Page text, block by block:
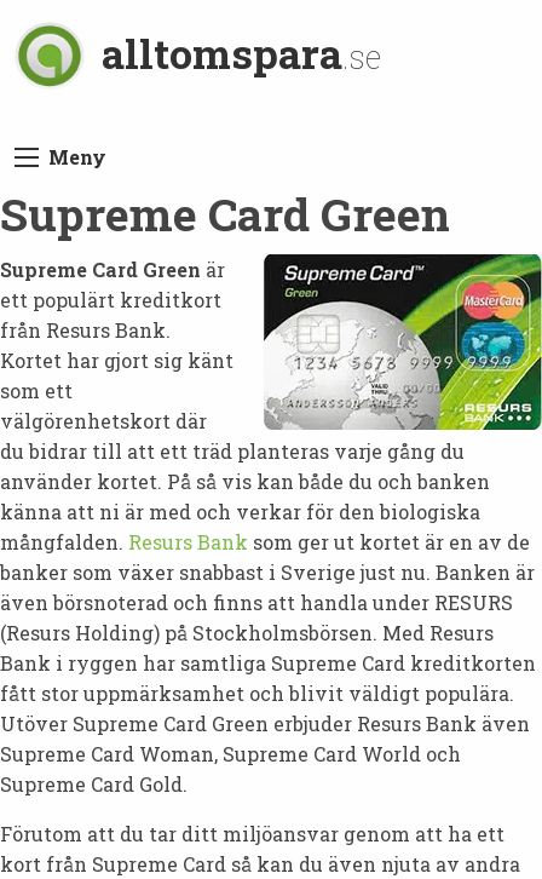
alltomspara.se
Meny
Supreme Card Green
Supreme Card Green är
ett populärt kreditkort
från Resurs Bank.
Kortet har gjort sig känt
som ett
välgörenhetskort där
du bidrar till att ett träd planteras varje gång du
använder kortet. På så vis kan både du och banken
känna att ni är med och verkar för den biologiska
mångfalden. Resurs Bank som ger ut kortet är en av de
banker som växer snabbast i Sverige just nu. Banken är
även börsnoterad och finns att handla under RESURS
(Resurs Holding) på Stockholmsbörsen. Med Resurs
Bank i ryggen har samtliga Supreme Card kreditkorten
fått stor uppmärksamhet och blivit väldigt populära.
Utöver Supreme Card Green erbjuder Resurs Bank även
Supreme Card Woman, Supreme Card World och
Supreme Card Gold.
Förutom att du tar ditt miljöansvar genom att ha ett
kort från Supreme Card så kan du även njuta av andra